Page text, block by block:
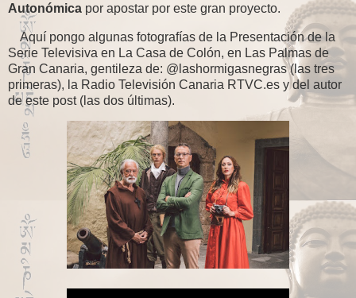
Autonómica por apostar por este gran proyecto.
Aquí pongo algunas fotografías de la Presentación de la
Serie Televisiva en La Casa de Colón, en Las Palmas de
Gran Canaria, gentileza de: @lashormigasnegras (las tres
primeras), la Radio Televisión Canaria RTVC.es y del autor
de este post (las dos últimas).